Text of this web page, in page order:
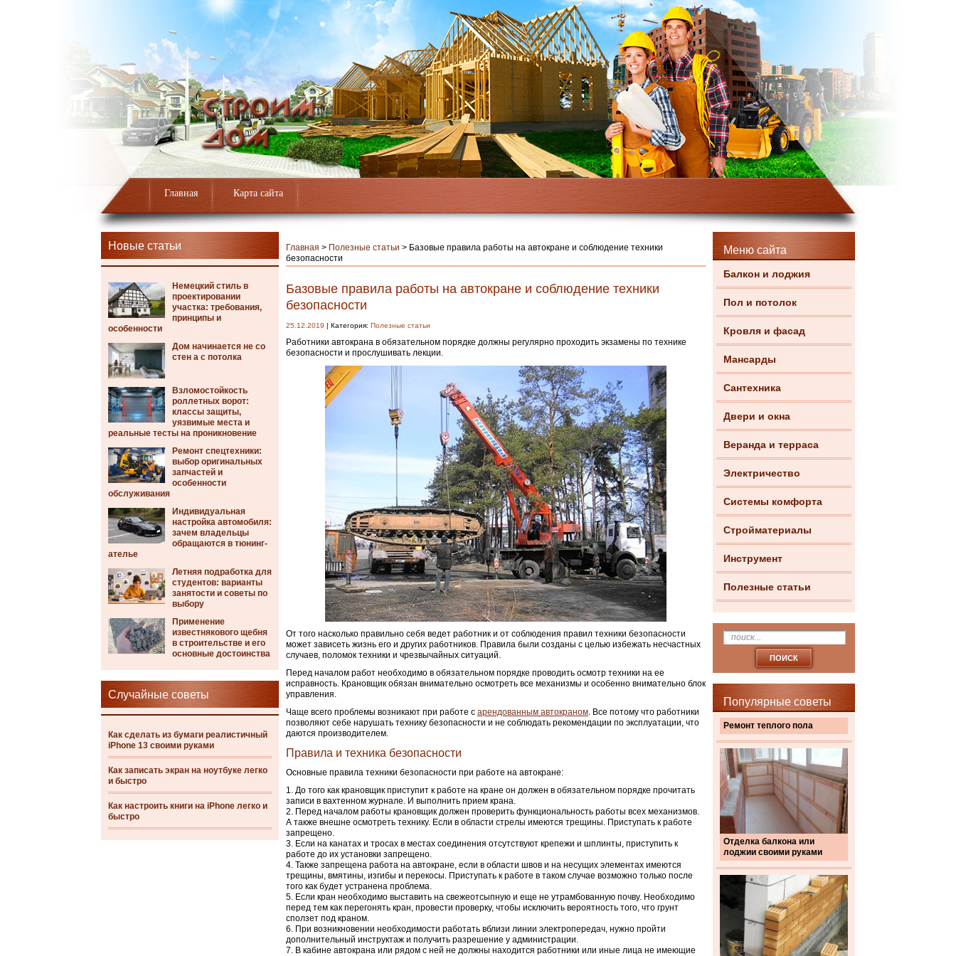
Главная Карта сайта
Новые статьи
Немецкий стиль в
проектировании
участка: требования,
принципы и
особенности
Дом начинается не со
стен а с потолка
Взломостойкость
роллетных ворот:
классы защиты,
уязвимые места и
реальные тесты на проникновение
Ремонт спецтехники:
выбор оригинальных
запчастей и
особенности
обслуживания
Индивидуальная
настройка автомобиля:
зачем владельцы
обращаются в тюнинг-
ателье
Летняя подработка для
студентов: варианты
занятости и советы по
выбору
Применение
известнякового щебня
в строительстве и его
основные достоинства
Случайные советы
Как сделать из бумаги реалистичный
iPhone 13 своими руками
Как записать экран на ноутбуке легко
и быстро
Как настроить книги на iPhone легко и
быстро
Меню сайта
Балкон и лоджия
Пол и потолок
Кровля и фасад
Мансарды
Сантехника
Двери и окна
Веранда и терраса
Электричество
Системы комфорта
Стройматериалы
Инструмент
Полезные статьи
Популярные советы
Ремонт теплого пола
Отделка балкона или
лоджии своими руками
Главная > Полезные статьи > Базовые правила работы на автокране и соблюдение техники
безопасности
Базовые правила работы на автокране и соблюдение техники
безопасности
25.12.2019 | Категория: Полезные статьи
Работники автокрана в обязательном порядке должны регулярно проходить экзамены по технике
безопасности и прослушивать лекции.
От того насколько правильно себя ведет работник и от соблюдения правил техники безопасности
может зависеть жизнь его и других работников. Правила были созданы с целью избежать несчастных
случаев, поломок техники и чрезвычайных ситуаций.
Перед началом работ необходимо в обязательном порядке проводить осмотр техники на ее
исправность. Крановщик обязан внимательно осмотреть все механизмы и особенно внимательно блок
управления.
Чаще всего проблемы возникают при работе с арендованным автокраном. Все потому что работники
позволяют себе нарушать технику безопасности и не соблюдать рекомендации по эксплуатации, что
даются производителем.
Правила и техника безопасности
Основные правила техники безопасности при работе на автокране:
До того как крановщик приступит к работе на кране он должен в обязательном порядке прочитать
записи в вахтенном журнале. И выполнить прием крана.
Перед началом работы крановщик должен проверить функциональность работы всех механизмов.
А также внешне осмотреть технику. Если в области стрелы имеются трещины. Приступать к работе
запрещено.
Если на канатах и тросах в местах соединения отсутствуют крепежи и шплинты, приступить к
работе до их установки запрещено.
Также запрещена работа на автокране, если в области швов и на несущих элементах имеются
трещины, вмятины, изгибы и перекосы. Приступать к работе в таком случае возможно только после
того как будет устранена проблема.
Если кран необходимо выставить на свежеотсыпную и еще не утрамбованную почву. Необходимо
перед тем как перегонять кран, провести проверку, чтобы исключить вероятность того, что грунт
сползет под краном.
При возникновении необходимости работать вблизи линии электропередач, нужно пройти
дополнительный инструктаж и получить разрешение у администрации.
В кабине автокрана или рядом с ней не должны находится работники или иные лица не имеющие